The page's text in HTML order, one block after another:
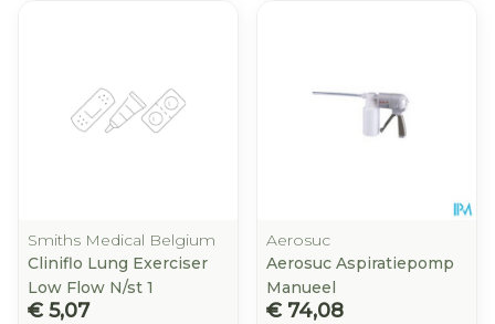
Smiths Medical Belgium
Cliniflo Lung Exerciser
Low Flow N/st 1
€ 5,07
Aerosuc
Aerosuc Aspiratiepomp
Manueel
€ 74,08